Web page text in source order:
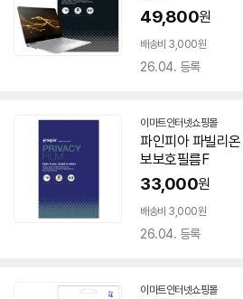
49,800원
배송비 3,000원
26.04. 등록
이마트인터넷쇼핑몰
파인피아 파빌리온
보보호필름F
33,000원
배송비 3,000원
26.04. 등록
이마트인터넷쇼핑몰